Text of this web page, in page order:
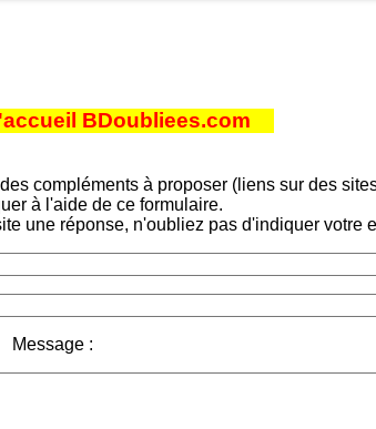
BDoubliees.com
compléments à proposer (liens sur des
à l'aide de ce formulaire.
une réponse, n'oubliez pas d'indiquer votre
Message :